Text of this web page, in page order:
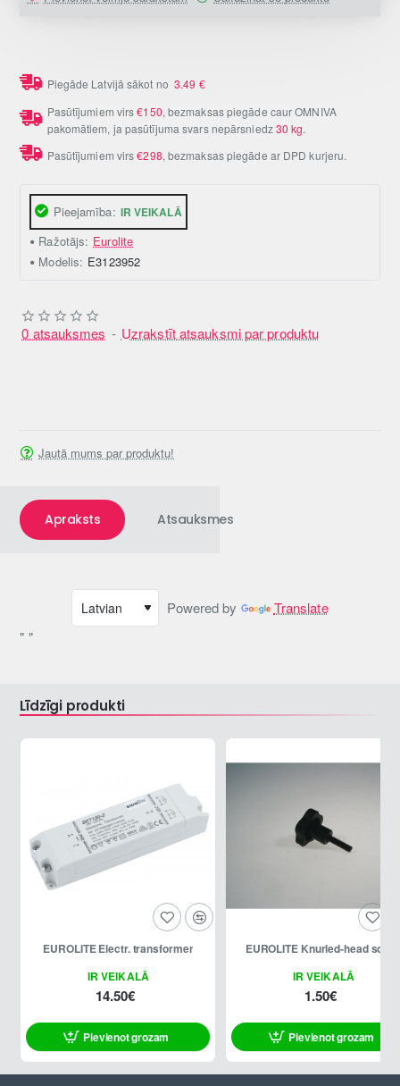
Pieejamība: IR VEIKALĀ
Ražotājs: Eurolite
Modelis: E3123952
0 atsauksmes - Uzrakstīt atsauksmi par produktu
Piegāde Latvijā sākot no3.49 €
Pasūtījumiem virs€150, bezmaksas piegāde caur OMNIVA
pakomātiem, ja pasūtījuma svars nepārsniedz30 kg.
Pasūtījumiem virs€298, bezmaksas piegāde ar DPD kurjeru.
Jautā mums par produktu!
Apraksts Atsauksmes
Powered by
Translate
" "
Līdzīgi produkti
IR VEIKALĀ
EUROLITE Electr. transformer
14.50€
Pievienot grozam
IR VEIKALĀ
EUROLITE Knurled-head
1.50€
Pievienot grozam